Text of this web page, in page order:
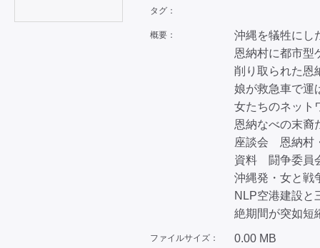
タグ：
概要：
沖縄を犠牲にし
恩納村に都市型
削り取られた
娘が救急車で
女たちのネッ
恩納なべの末
座談会 恩納村
資料 闘争委員
沖縄発・女と
NLP空港建設
絶期間が突如短
ファイルサイズ： 0.00 MB